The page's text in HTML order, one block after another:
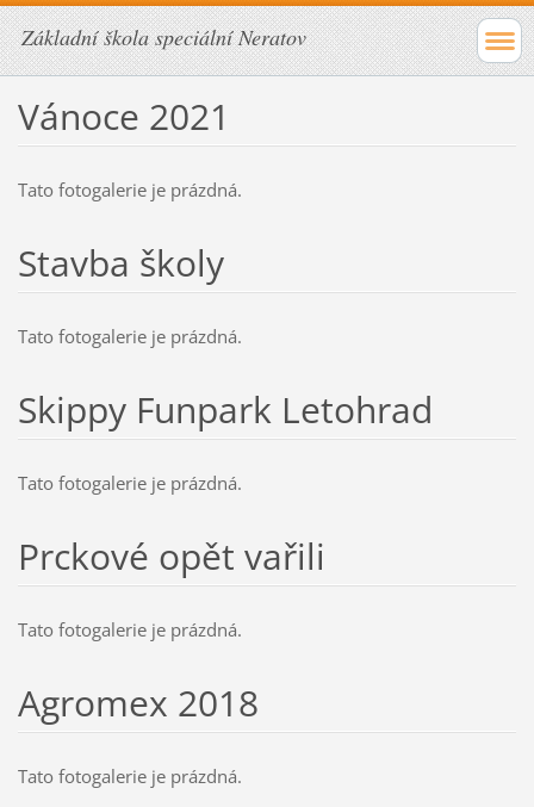
Základní škola speciální Neratov
Vánoce 2021
Tato fotogalerie je prázdná.
Stavba školy
Tato fotogalerie je prázdná.
Skippy Funpark Letohrad
Tato fotogalerie je prázdná.
Prckové opět vařili
Tato fotogalerie je prázdná.
Agromex 2018
Tato fotogalerie je prázdná.